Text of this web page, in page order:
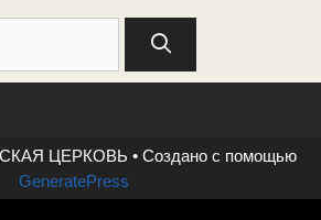
ЦЕРКОВЬ • Создано с помощью
GeneratePress